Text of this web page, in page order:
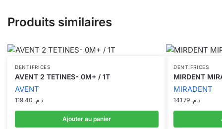
Produits similaires
DENTIFRICES
AVENT 2 TETINES- 0M+ / 1T
AVENT
د.م.
Ajouter au panier
DENTIFRICES
MIRDENT
MIRADENT
د.م.